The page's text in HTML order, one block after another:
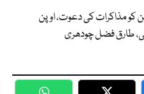
کو مذاکرات کی دعوت، اوپن
طارق فضل چودھری